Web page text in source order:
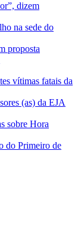
dizem
na sede do
proposta
vítimas fatais da
(as) da EJA
sobre Hora
do Primeiro de